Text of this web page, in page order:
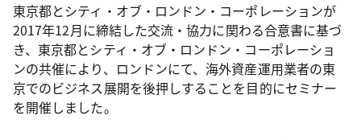
東京都とシティ・オブ・ロンドン・コーポレーションが
2017年12月に締結した交流・協力に関わる合意書に基づ
き、東京都とシティ・オブ・ロンドン・コーポレーショ
ンの共催により、ロンドンにて、海外資産運用業者の東
京でのビジネス展開を後押しすることを目的にセミナー
を開催しました。